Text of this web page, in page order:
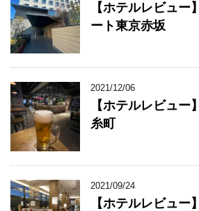
【ホテルレビュー
ート東京赤坂
2021/12/06
【ホテルレビュー
糸町
2021/09/24
【ホテルレビュー